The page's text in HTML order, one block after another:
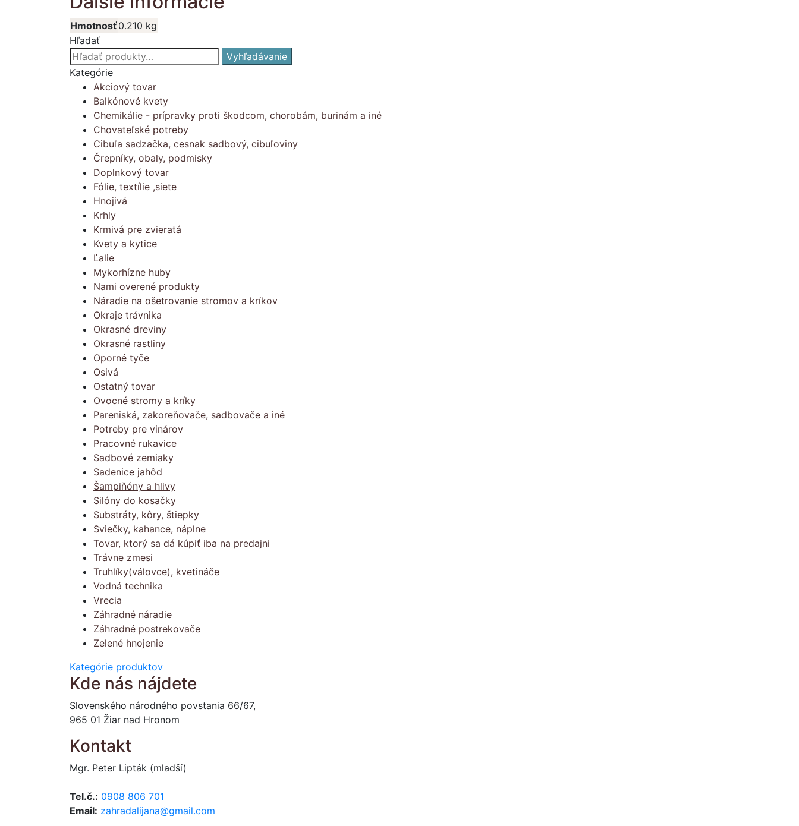
Hmotnosť0.210 kg
Hľadať
Hľadať:
Vyhľadávanie
Kategórie
Akciový tovar
Balkónové kvety
Chemikálie - prípravky proti škodcom, chorobám, burinám a iné
Chovateľské potreby
Cibuľa sadzačka, cesnak sadbový, cibuľoviny
Črepníky, obaly, podmisky
Doplnkový tovar
Fólie, textílie ,siete
Hnojivá
Krhly
Krmivá pre zvieratá
Kvety a kytice
Ľalie
Mykorhízne huby
Nami overené produkty
Náradie na ošetrovanie stromov a kríkov
Okraje trávnika
Okrasné dreviny
Okrasné rastliny
Oporné tyče
Osivá
Ostatný tovar
Ovocné stromy a kríky
Pareniská, zakoreňovače, sadbovače a iné
Potreby pre vinárov
Pracovné rukavice
Sadbové zemiaky
Sadenice jahôd
Šampiňóny a hlivy
Silóny do kosačky
Substráty, kôry, štiepky
Sviečky, kahance, náplne
Tovar, ktorý sa dá kúpiť iba na predajni
Trávne zmesi
Truhlíky(válovce), kvetináče
Vodná technika
Vrecia
Záhradné náradie
Záhradné postrekovače
Zelené hnojenie
Kategórie produktov
Kde nás nájdete
Slovenského národného povstania 66/67,
965 01 Žiar nad Hronom
Kontakt
Mgr. Peter Lipták (mladší)
Tel.č.: 0908 806 701
Email: zahradalijana@gmail.com